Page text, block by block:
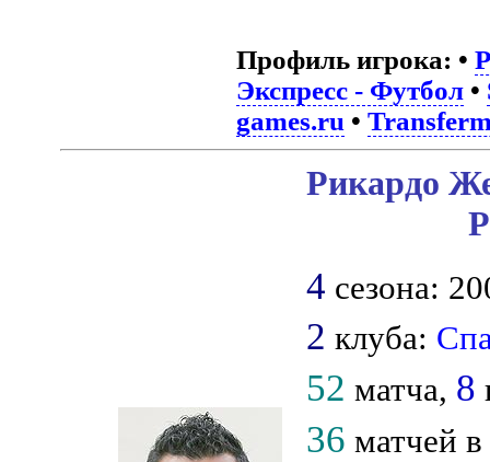
Профиль игрока: •
Экспресс - Футбол•
games.ru •
Рикардо
4 сезона:
2 клуба:
52 матча, 8
36 матчей